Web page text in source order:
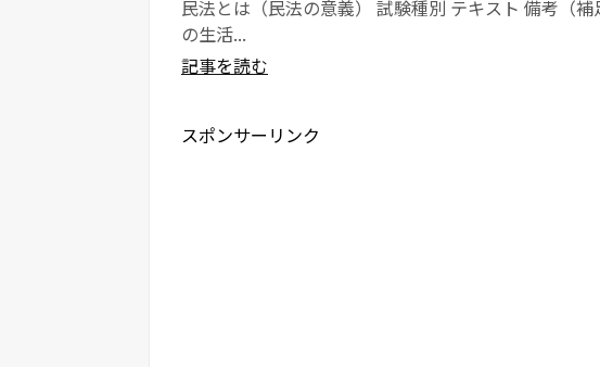
民法とは（民法の意義） 試験種別 テキスト 備考（
の生活...
記事を読む
スポンサーリンク